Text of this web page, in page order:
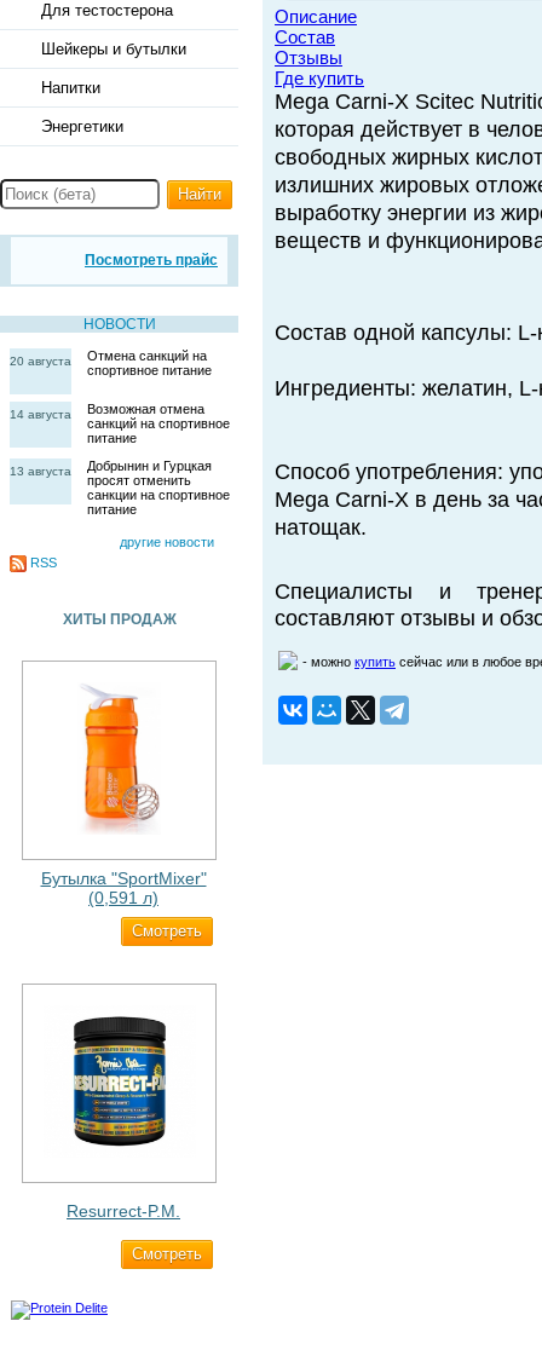
Для тестостерона
Шейкеры и бутылки
Напитки
Энергетики
Найти
Посмотреть прайс
НОВОСТИ
20 августа
Отмена санкций на
спортивное питание
14 августа
Возможная отмена
санкций на спортивное
питание
13 августа
Добрынин и Гурцкая
просят отменить
санкции на спортивное
питание
другие новости
RSS
ХИТЫ ПРОДАЖ
Бутылка "SportMixer"
(0,591 л)
Cмотреть
Resurrect-P.M.
Cмотреть
Описание
Состав
Отзывы
Где купить
Mega Carni-X Scitec
которая действует в
свободных жирных
излишних жировых
выработку энергии из
веществ и
Состав одной капсулы:
Ингредиенты: желатин, L-
Способ употребления:
Mega Carni-X в день за
натощак.
Специалисты и
составляют отзывы и
- можно купить сейчас или в любое